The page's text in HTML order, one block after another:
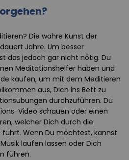
Die wahre Kunst der
Jahre. Um besser
das jedoch gar nicht nötig. Du
Meditationshelfer haben und
kaufen, um mit dem Meditieren
aus, Dich ins Bett zu
durchzuführen. Du
Video schauen oder einen
welcher Dich durch die
Wenn Du möchtest, kannst
laufen lassen oder Dich
führen.